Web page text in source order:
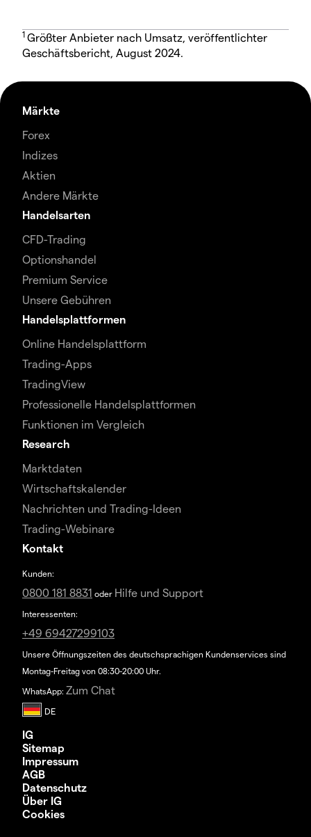
1 Größter Anbieter nach Umsatz, veröffentlichter
Geschäftsbericht, August 2024.
Märkte
Forex
Indizes
Aktien
Andere Märkte
Handelsarten
CFD-Trading
Optionshandel
Premium Service
Unsere Gebühren
Handelsplattformen
Online Handelsplattform
Trading-Apps
TradingView
Professionelle Handelsplattformen
Funktionen im Vergleich
Research
Marktdaten
Wirtschaftskalender
Nachrichten und Trading-Ideen
Trading-Webinare
Kontakt
Kunden:
0800 181 8831 oder Hilfe und Support
Interessenten:
+49 69427299103
Unsere Öffnungszeiten des deutschsprachigen Kundenservices sind
Montag-Freitag von 08:30-20:00 Uhr.
WhatsApp: Zum Chat
IG
Sitemap
Impressum
AGB
Datenschutz
Über IG
Cookies